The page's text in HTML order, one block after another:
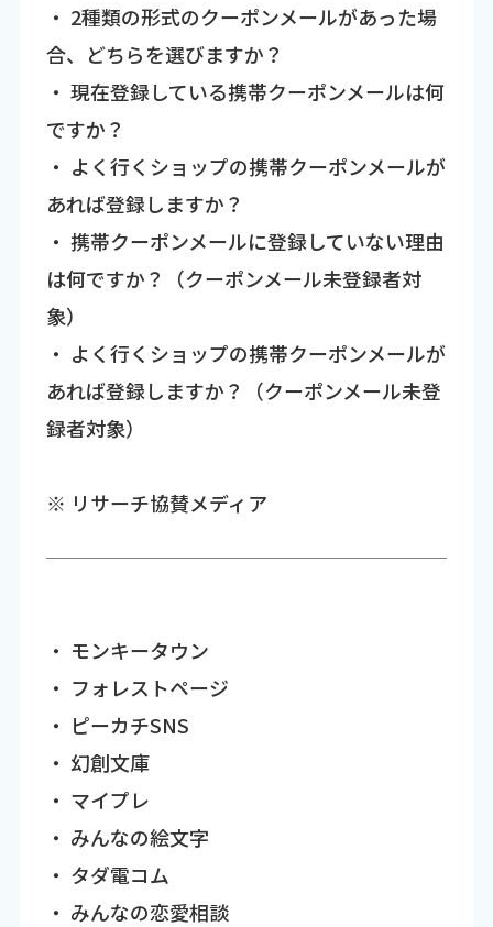
・ 2種類の形式のクーポンメールがあった場
合、どちらを選びますか？
・ 現在登録している携帯クーポンメールは何
ですか？
・ よく行くショップの携帯クーポンメールが
あれば登録しますか？
・ 携帯クーポンメールに登録していない理由
は何ですか？（クーポンメール未登録者対
象）
・ よく行くショップの携帯クーポンメールが
あれば登録しますか？（クーポンメール未登
録者対象）
※ リサーチ協賛メディア
・ モンキータウン
・ フォレストページ
・ ピーカチSNS
・ 幻創文庫
・ マイプレ
・ みんなの絵文字
・ タダ電コム
・ みんなの恋愛相談